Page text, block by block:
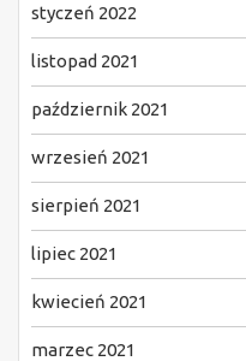
styczeń 2022
listopad 2021
październik 2021
wrzesień 2021
sierpień 2021
lipiec 2021
kwiecień 2021
marzec 2021